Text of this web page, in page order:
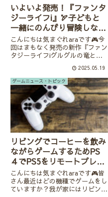
いよいよ発売！『ファンタ
ジーライフi』🏹子どもと
一緒にのんびり冒険しなが
ら「しごと」を学べる
RPG⚔
こんにちは気まぐれaraです🎮今
回はまもなく発売の新作『ファン
タジーライフiグルグルの竜と時
たいと思います！私はこれまでシ
リーズを遊んできたのですが、こ
どもも大きくなり「今回は子ども
と一緒に遊んだら絶対楽しい！...
2025.05.19
ゲームニュース・トピック
リビングでコーヒーを飲み
ながらゲームするためPS
４でPS5をリモートプレイ
したい！
こんにちは気まぐれaraです🎮皆
さん最近はどの機種でゲームをし
ていますか？我が家にはリビング